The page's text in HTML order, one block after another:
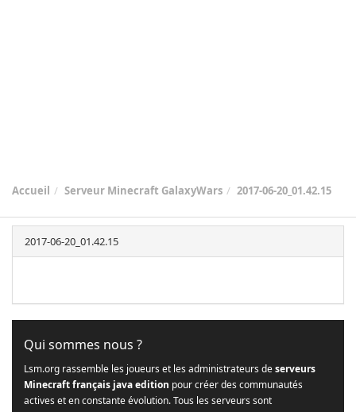
Accueil Serveur Minecraft GalaxyWars 2017-06-20_01.42.15
2017-06-20_01.42.15
Qui sommes nous ?
Lsm.org rassemble les joueurs et les administrateurs deserveurs
Minecraft français java edition pour créer des communautés
actives et en constante évolution. Tous les serveurs sont